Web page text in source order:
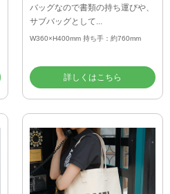
バッグなので書類の持ち運びや、
サブバッグとして...
W360×H400mm 持ち手：約760mm
詳しくはこちら